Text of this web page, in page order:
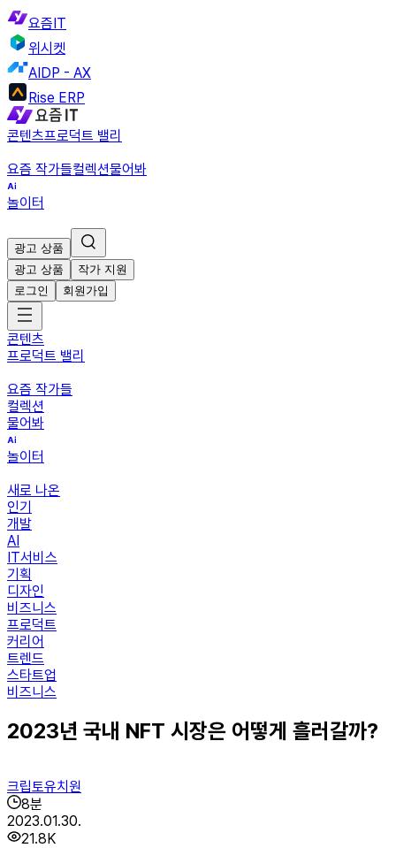
요즘IT
위시켓
AIDP - AX
Rise ERP
콘텐츠프로덕트 밸리
요즘 작가들컬렉션물어봐
놀이터
광고 상품
광고 상품
작가 지원
로그인
회원가입
콘텐츠
프로덕트 밸리
요즘 작가들
컬렉션
물어봐
놀이터
새로 나온
인기
개발
AI
IT서비스
기획
디자인
비즈니스
프로덕트
커리어
트렌드
스타트업
비즈니스
2023년 국내 NFT 시장은 어떻게 흘러갈까?
크립토유치원
8분
2023.01.30.
21.8K